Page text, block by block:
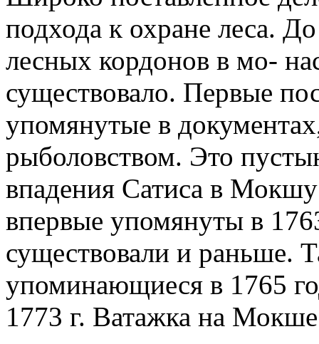
подхода к охране леса.
лесных кордонов в мо-
существовало. Первые
упомянутые в
рыболовством. Это
впадения Сатиса в
впервые упомянуты в
существовали и раньше.
упоминающиеся в 1765
1773 г. Ватажка на